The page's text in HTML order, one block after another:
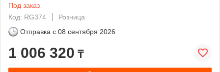
Под заказ
Код: RG374
Розница
Отправка с 08 сентября 2026
1 006 320 ₸